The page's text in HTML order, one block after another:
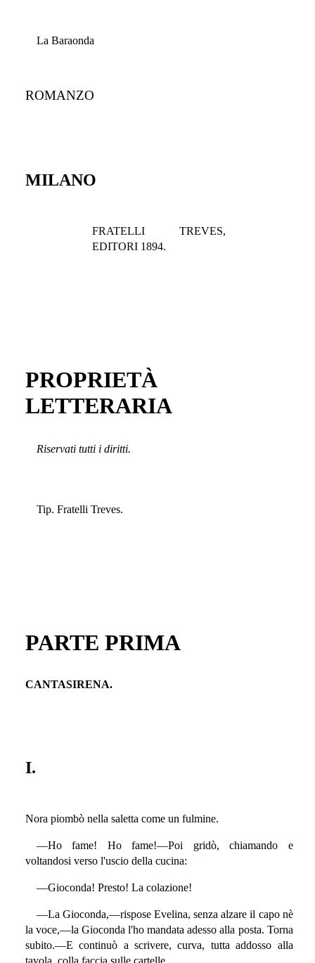
La Baraonda
ROMANZO
MILANO
FRATELLI TREVES,
EDITORI 1894.
PROPRIETÀ
LETTERARIA
Riservati tutti i diritti.
Tip. Fratelli Treves.
PARTE PRIMA
CANTASIRENA.
I.
Nora piombò nella saletta come un fulmine.
—Ho fame! Ho fame!—Poi gridò, chiamando e
voltandosi verso l'uscio della cucina:
—Gioconda! Presto! La colazione!
—La Gioconda,—rispose Evelina, senza alzare il capo nè
la voce,—la Gioconda l'ho mandata adesso alla posta. Torna
subito.—E continuò a scrivere, curva, tutta addosso alla